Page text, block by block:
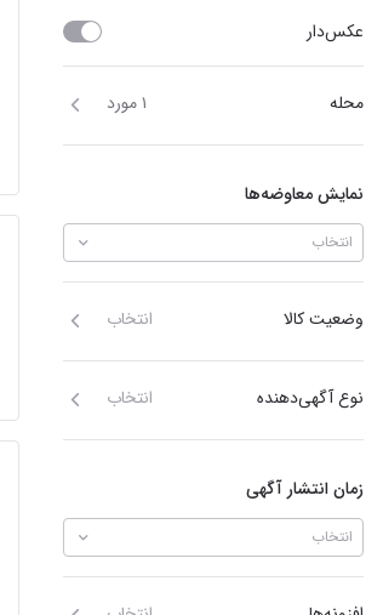
عکس‌دار
محله ۱ مورد
نمایش معاوضه‌ها
انتخاب
وضعیت کالا انتخاب
نوع آگهی‌دهنده انتخاب
زمان انتشار آگهی
انتخاب